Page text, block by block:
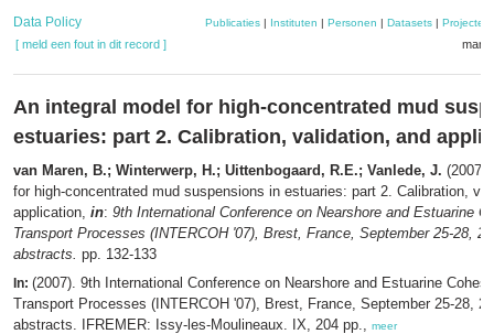
gaan
Data Policy Publicaties| Instituten | Personen | Datasets| Projecten
[ meld een fout in dit record ]
An integral model for high-concentrated mud
estuaries: part 2. Calibration, validation, and
van Maren, B.; Winterwerp, H.; Uittenbogaard, R.E.; Vanlede, J.
for high-concentrated mud suspensions in estuaries: part 2. Calibration,
application, in: 9th International Conference on Nearshore and Estuarine
Transport Processes (INTERCOH '07), Brest, France, September 25-28,
abstracts. pp. 132-133
In: (2007). 9th International Conference on Nearshore and Estuarine
Transport Processes (INTERCOH '07), Brest, France, September 25-28,
abstracts. IFREMER: Issy-les-Moulineaux. IX, 204 pp., meer